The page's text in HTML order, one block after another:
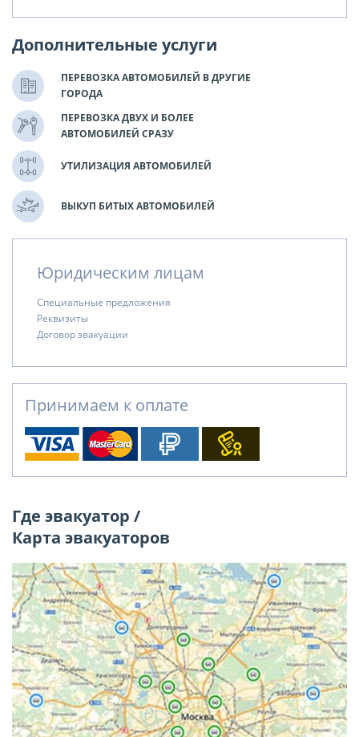
Дополнительные услуги
ПЕРЕВОЗКА АВТОМОБИЛЕЙ В ДРУГИЕ
ГОРОДА
ПЕРЕВОЗКА ДВУХ И БОЛЕЕ
АВТОМОБИЛЕЙ СРАЗУ
УТИЛИЗАЦИЯ АВТОМОБИЛЕЙ
ВЫКУП БИТЫХ АВТОМОБИЛЕЙ
Юридическим лицам
Специальные предложения
Реквизиты
Договор эвакуации
Принимаем к оплате
Где эвакуатор /
Карта эвакуаторов